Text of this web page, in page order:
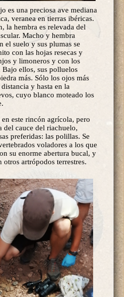
es una preciosa ave mediana
veranea en tierras ibéricas.
la hembra es relevada del
Macho y hembra
el suelo y sus plumas se
con las hojas resecas y
y limoneros y con los
Bajo ellos, sus polluelos
más. Sólo los ojos más
y hasta en la
cuyo blanco moteado los
este rincón agrícola, pero
del cauce del riachuelo,
preferidas: las polillas. Se
voladores a los que
su enorme abertura bucal, y
otros artrópodos terrestres.